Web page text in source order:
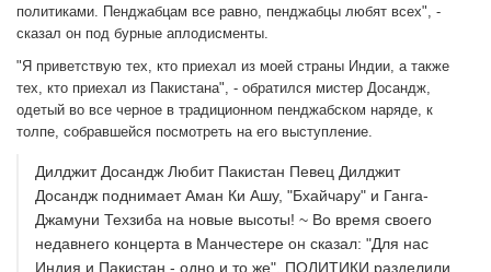
политиками. Пенджабцам все равно, пенджабцы любят всех", -
сказал он под бурные аплодисменты.
"Я приветствую тех, кто приехал из моей страны Индии, а также
тех, кто приехал из Пакистана", - обратился мистер Досандж,
одетый во все черное в традиционном пенджабском наряде, к
толпе, собравшейся посмотреть на его выступление.
Дилджит Досандж Любит Пакистан Певец Дилджит
Досандж поднимает Аман Ки Ашу, "Бхайчару" и Ганга-
Джамуни Техзиба на новые высоты! ~ Во время своего
недавнего концерта в Манчестере он сказал: "Для нас
Индия и Пакистан - одно и то же". ПОЛИТИКИ разделили